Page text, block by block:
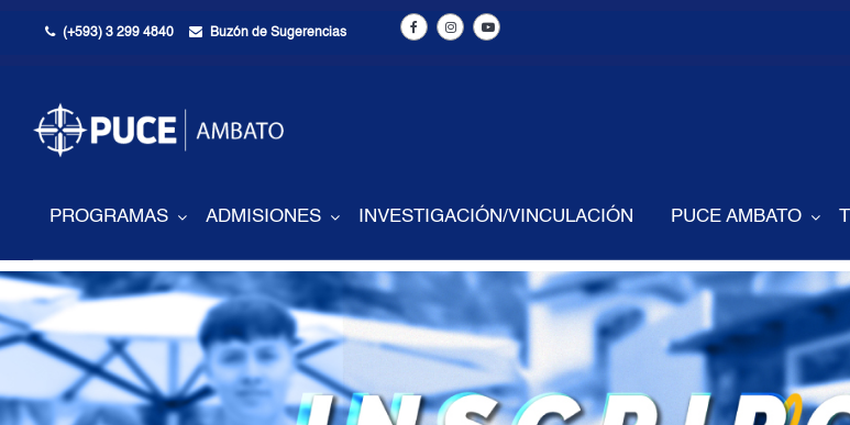
(+593) 3 299 4840 Buzón de Sugerencias
PROGRAMAS ADMISIONES INVESTIGACIÓN/VINCULACIÓN PUCE AMBATO